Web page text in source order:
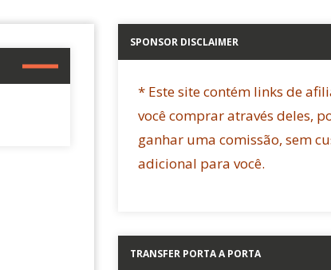
SPONSOR DISCLAIMER
* Este site contém links de
você comprar através deles,
ganhar uma comissão, sem
adicional para você.
TRANSFER PORTA A PORTA